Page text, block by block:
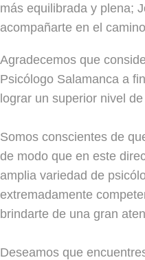
más equilibrada y plena;
acompañarte en el
Agradecemos que
Psicólogo Salamanca a
lograr un superior nivel
Somos conscientes de
de modo que en este
amplia variedad de
extremadamente
brindarte de una gran
Deseamos que